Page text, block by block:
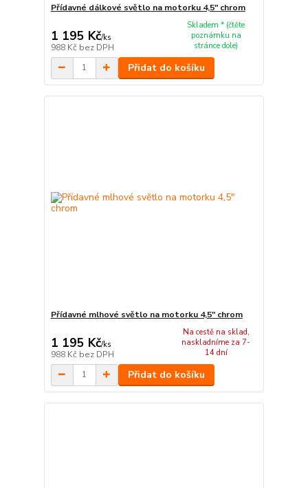
Přídavné dálkové světlo na motorku 4,5" chrom
1 195 Kč/ks
988 Kč bez DPH
Skladem * (čtěte
poznámku na
stránce dole)
Přidat do košíku
Přídavné mlhové světlo na motorku 4,5" chrom
1 195 Kč/ks
988 Kč bez DPH
Na cestě na sklad,
naskladníme za 7-
14 dní
Přidat do košíku